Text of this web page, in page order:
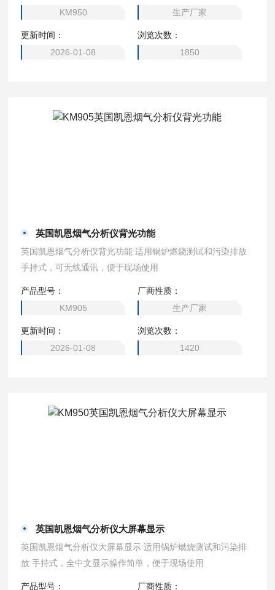
示烟气的流速
KM950
生产厂家
更新时间：
2026-01-08
浏览次数：
1850
英国凯恩烟气分析仪背光功能
英国凯恩烟气分析仪背光功能 适用锅炉燃烧测试和污染排放
手持式，可无线通讯，便于现场使用
产品型号：
KM905
厂商性质：
生产厂家
更新时间：
2026-01-08
浏览次数：
1420
英国凯恩烟气分析仪大屏幕显示
英国凯恩烟气分析仪大屏幕显示 适用锅炉燃烧测试和污染排
放 手持式，全中文显示操作简单，便于现场使用
产品型号：
厂商性质：